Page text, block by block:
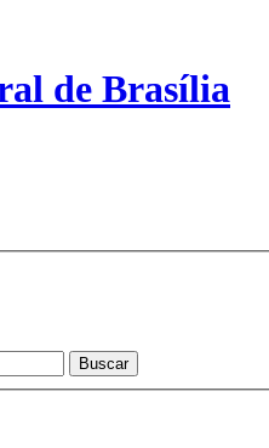
de Brasília
Buscar